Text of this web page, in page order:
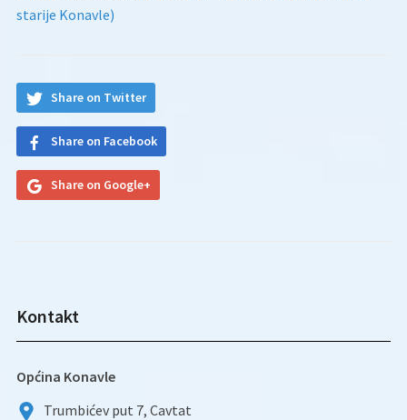
starije Konavle)
Share on Twitter
Share on Facebook
Share on Google+
Kontakt
Općina Konavle
Trumbićev put 7, Cavtat